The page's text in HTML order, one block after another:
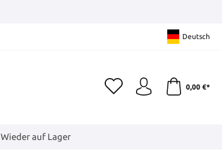
Deutsch
0,00 €*
Wieder auf Lager